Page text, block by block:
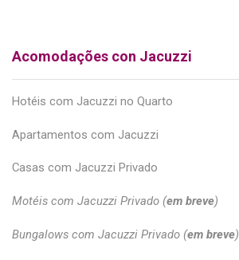
Acomodações con Jacuzzi
Hotéis com Jacuzzi no Quarto
Apartamentos com Jacuzzi
Casas com Jacuzzi Privado
Motéis com Jacuzzi Privado (em breve)
Bungalows com Jacuzzi Privado (em breve)